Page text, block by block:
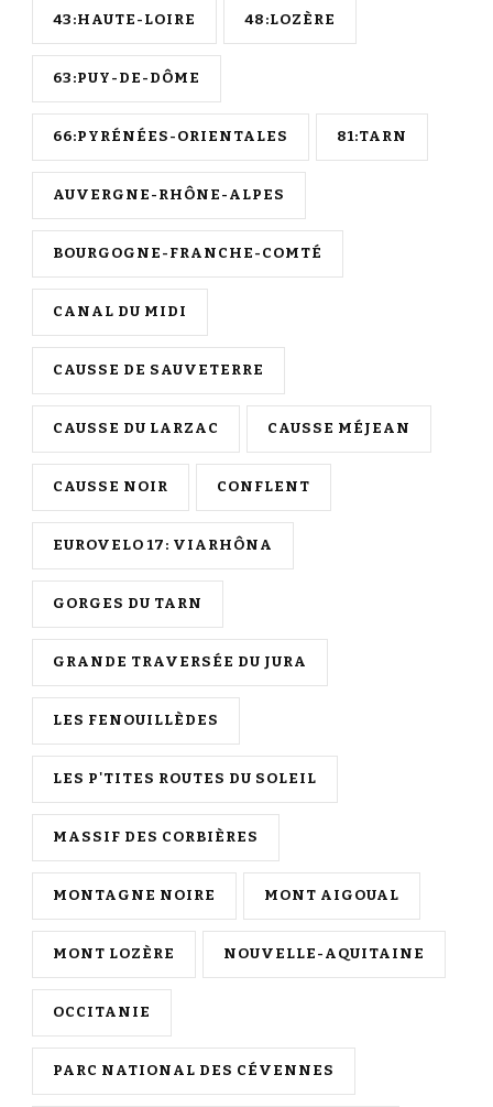
43:HAUTE-LOIRE 48:LOZÈRE
63:PUY-DE-DÔME
66:PYRÉNÉES-ORIENTALES 81:TARN
AUVERGNE-RHÔNE-ALPES
BOURGOGNE-FRANCHE-COMTÉ
CANAL DU MIDI
CAUSSE DE SAUVETERRE
CAUSSE DU LARZAC CAUSSE MÉJEAN
CAUSSE NOIR CONFLENT
EUROVELO 17: VIARHÔNA
GORGES DU TARN
GRANDE TRAVERSÉE DU JURA
LES FENOUILLÈDES
LES P'TITES ROUTES DU SOLEIL
MASSIF DES CORBIÈRES
MONTAGNE NOIRE MONT AIGOUAL
MONT LOZÈRE NOUVELLE-AQUITAINE
OCCITANIE
PARC NATIONAL DES CÉVENNES